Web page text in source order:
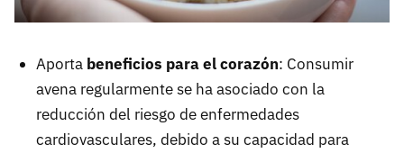
Aporta beneficios para el corazón: Consumir
avena regularmente se ha asociado con la
reducción del riesgo de enfermedades
cardiovasculares, debido a su capacidad para